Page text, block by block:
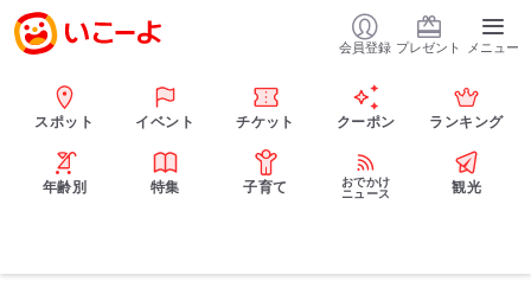
会員登録 プレゼント メニュー
スポット イベント チケット クーポン ランキング
年齢別 特集 子育て
おでかけ
ニュース
観光